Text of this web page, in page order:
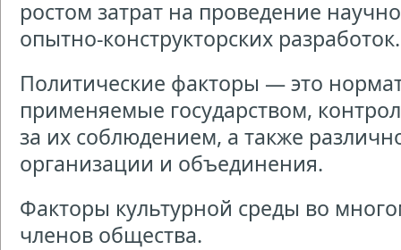
ростом затрат на проведение
опытно-конструкторских разработок.
Политические факторы — это
применяемые государством,
за их соблюдением, а также
организации и объединения.
Факторы культурной среды во
членов общества.